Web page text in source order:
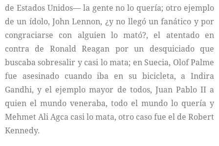
de Estados Unidos— la gente no lo quería; otro ejemplo
de un ídolo, John Lennon, ¿y no llegó un fanático y por
congraciarse con alguien lo mató?, el atentado en
contra de Ronald Reagan por un desquiciado que
buscaba sobresalir y casi lo mata; en Suecia, Olof Palme
fue asesinado cuando iba en su bicicleta, a Indira
Gandhi, y el ejemplo mayor de todos, Juan Pablo II a
quien el mundo veneraba, todo el mundo lo quería y
Mehmet Ali Agca casi lo mata, otro caso fue el de Robert
Kennedy.